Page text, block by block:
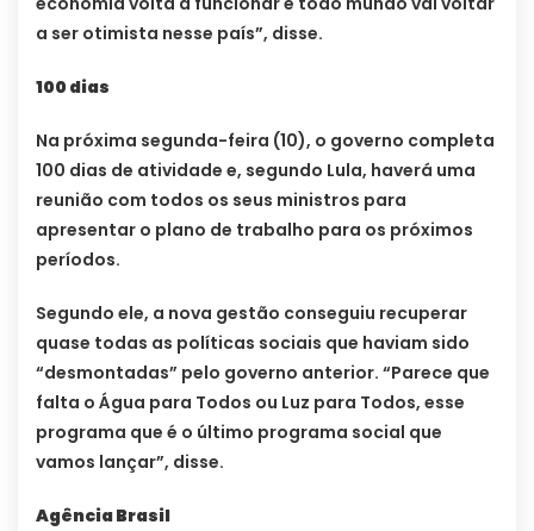
a ser otimista nesse país”, disse.
100 dias
Na próxima segunda-feira (10), o governo completa
100 dias de atividade e, segundo Lula, haverá uma
reunião com todos os seus ministros para
apresentar o plano de trabalho para os próximos
períodos.
Segundo ele, a nova gestão conseguiu recuperar
quase todas as políticas sociais que haviam sido
“desmontadas” pelo governo anterior. “Parece que
falta o Água para Todos ou Luz para Todos, esse
programa que é o último programa social que
vamos lançar”, disse.
Agência Brasil